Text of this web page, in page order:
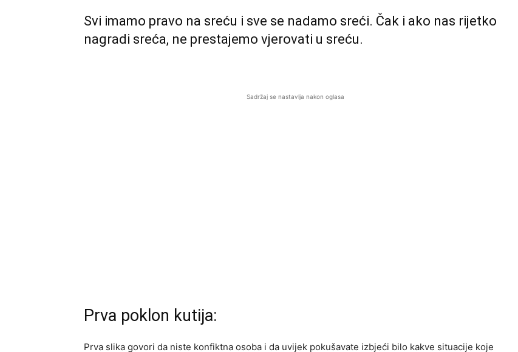
Svi imamo pravo na sreću i sve se nadamo sreći. Čak i ako nas rijetko
nagradi sreća, ne prestajemo vjerovati u sreću.
Sadržaj se nastavlja nakon oglasa
Prva poklon kutija:
Prva slika govori da niste konfiktna osoba i da uvijek pokušavate izbjeći bilo kakve situacije koje